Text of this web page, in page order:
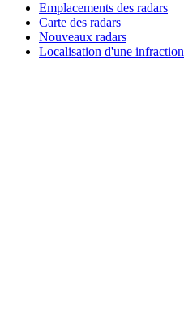
Emplacements des radars
Carte des radars
Nouveaux radars
Localisation d'une infraction